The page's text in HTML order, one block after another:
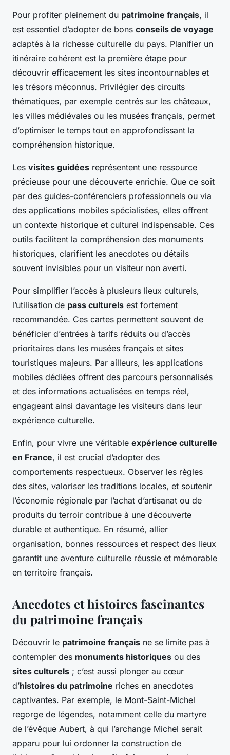
Pour profiter pleinement du patrimoine français, il
est essentiel d’adopter de bons conseils de voyage
adaptés à la richesse culturelle du pays. Planifier un
itinéraire cohérent est la première étape pour
découvrir efficacement les sites incontournables et
les trésors méconnus. Privilégier des circuits
thématiques, par exemple centrés sur les châteaux,
les villes médiévales ou les musées français, permet
d’optimiser le temps tout en approfondissant la
compréhension historique.
Les visites guidées représentent une ressource
précieuse pour une découverte enrichie. Que ce soit
par des guides-conférenciers professionnels ou via
des applications mobiles spécialisées, elles offrent
un contexte historique et culturel indispensable. Ces
outils facilitent la compréhension des monuments
historiques, clarifient les anecdotes ou détails
souvent invisibles pour un visiteur non averti.
Pour simplifier l’accès à plusieurs lieux culturels,
l’utilisation de pass culturels est fortement
recommandée. Ces cartes permettent souvent de
bénéficier d’entrées à tarifs réduits ou d’accès
prioritaires dans les musées français et sites
touristiques majeurs. Par ailleurs, les applications
mobiles dédiées offrent des parcours personnalisés
et des informations actualisées en temps réel,
engageant ainsi davantage les visiteurs dans leur
expérience culturelle.
Enfin, pour vivre une véritable expérience culturelle
en France, il est crucial d’adopter des
comportements respectueux. Observer les règles
des sites, valoriser les traditions locales, et soutenir
l’économie régionale par l’achat d’artisanat ou de
produits du terroir contribue à une découverte
durable et authentique. En résumé, allier
organisation, bonnes ressources et respect des lieux
garantit une aventure culturelle réussie et mémorable
en territoire français.
Anecdotes et histoires fascinantes
du patrimoine français
Découvrir le patrimoine français ne se limite pas à
contempler des monuments historiques ou des
sites culturels ; c’est aussi plonger au cœur
d’histoires du patrimoine riches en anecdotes
captivantes. Par exemple, le Mont-Saint-Michel
regorge de légendes, notamment celle du martyre
de l’évêque Aubert, à qui l’archange Michel serait
apparu pour lui ordonner la construction de